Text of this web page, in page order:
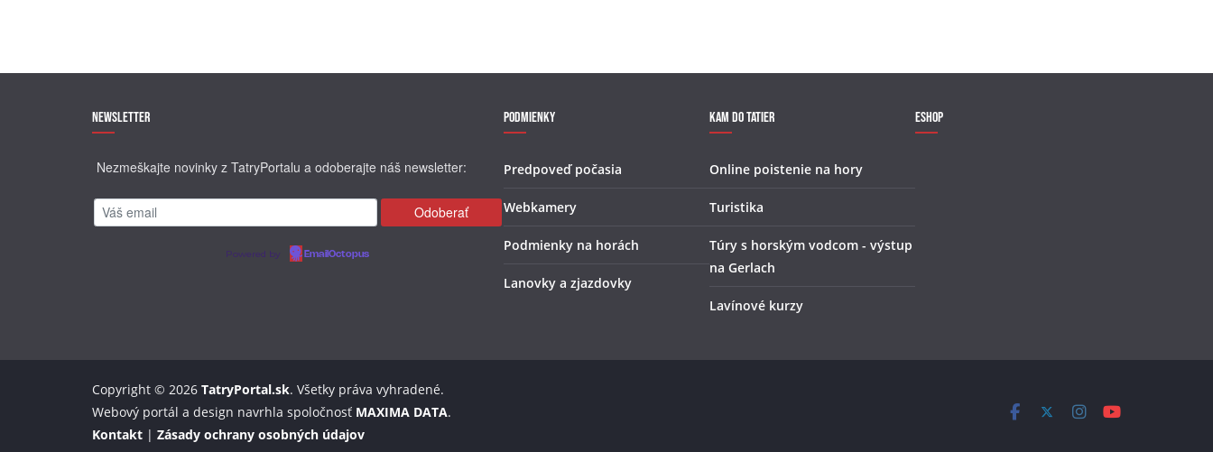
Newsletter
Nezmeškajte novinky z TatryPortalu a odoberajte náš newsletter:
Powered by EmailOctopus
Podmienky
Predpoveď počasia
Webkamery
Podmienky na horách
Lanovky a zjazdovky
Kam do Tatier
Online poistenie na hory
Turistika
Túry s horským vodcom - výstup
na Gerlach
Lavínové kurzy
Eshop
Copyright © 2026 TatryPortal.sk. Všetky práva vyhradené.
Webový portál a design navrhla spoločnosť MAXIMA DATA.
Kontakt | Zásady ochrany osobných údajov